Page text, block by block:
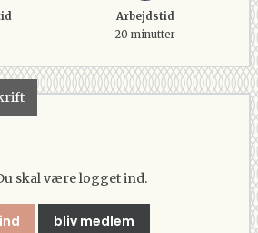
Arbejdstid
20 minutter
skal være logget ind.
bliv medlem